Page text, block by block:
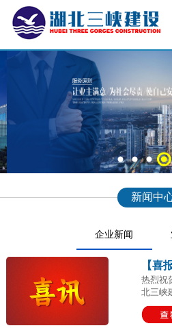
新闻中
企业新闻
【喜
热烈祝
北三峡